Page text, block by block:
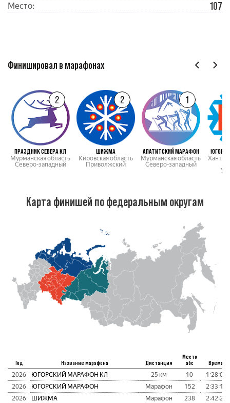
Место: 107
Финишировал в марафонах
2
ПРАЗДНИК СЕВЕРА КЛ
Мурманская область
Северо-западный
2
ШИЖМА
Кировская область
Приволжский
1
АПАТИТСКИЙ МАРАФОН
Мурманская область
Северо-западный
Ханты-
Карта финишей по федеральным округам
Год Название марафона Дистанция
Место
абс
Время
2026 ЮГОРСКИЙ МАРАФОН КЛ 25 км 10
1:28:07
2026
ЮГОРСКИЙ МАРАФОН Марафон 152
2:33:16
2026
ШИЖМА Марафон 238
2:42:26